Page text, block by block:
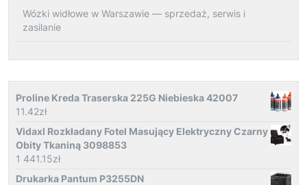
Wózki widłowe w Warszawie — sprzedaż, serwis i
zasilanie
Proline Kreda Traserska 225G Niebieska 42007
11.42zł
Vidaxl Rozkładany Fotel Masujący Elektryczny Czarny
Obity Tkaniną 3098853
1 441.15zł
Drukarka Pantum P3255DN